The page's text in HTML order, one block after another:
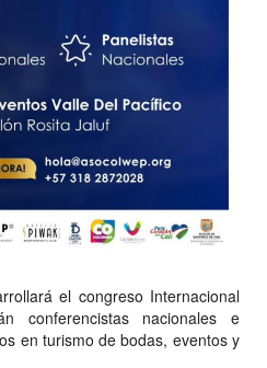
el congreso Internacional
conferencistas nacionales e
en turismo de bodas, eventos y